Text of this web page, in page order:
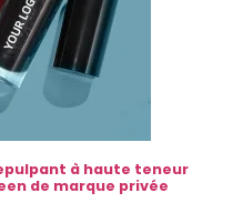
à haute teneur
de marque privée